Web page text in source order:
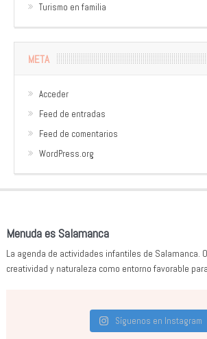
Turismo en familia
META
Acceder
Feed de entradas
Feed de comentarios
WordPress.org
Menuda es Salamanca
La agenda de actividades infantiles de Salamanca.
creatividad y naturaleza como entorno favorable
Síguenos en Instagram